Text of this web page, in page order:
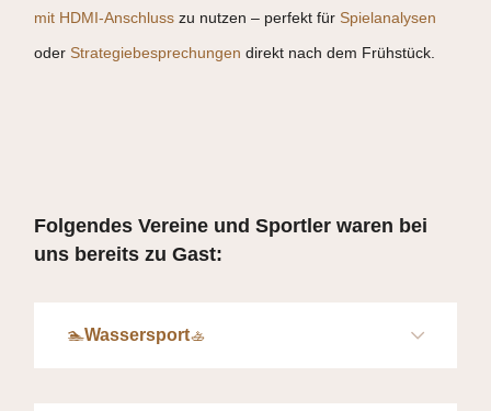
mit HDMI-Anschlusszu nutzen – perfekt für Spielanalysen
oder Strategiebesprechungen direkt nach dem Frühstück.
Folgendes Vereine und Sportler waren bei
uns bereits zu Gast:
🏊Wassersport🚣